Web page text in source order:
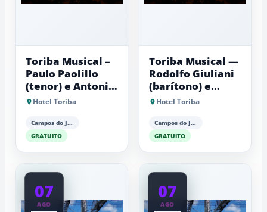
Toriba Musical –
Paulo Paolillo
(tenor) e Antonio
Luiz Barker
Hotel Toriba
Campos do Jordão
GRATUITO
Toriba Musical —
Rodolfo Giuliani
(barítono) e
Antonio Luiz
Hotel Toriba
Campos do Jordão
GRATUITO
07
AGO
07
AGO